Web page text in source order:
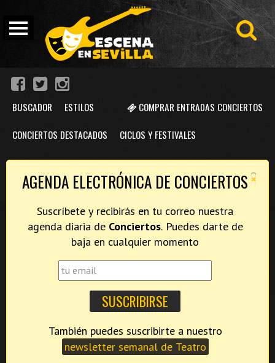
COMPRAR ENTRADAS CONCIERTOS
BUSCADOR ESTILOS
CONCIERTOS DESTACADOS CICLOS Y FESTIVALES
×
AGENDA ELECTRÓNICA DE CONCIERTOS
Suscríbete y recibirás en tu correo nuestra
agenda diaria de Conciertos. Puedes darte de
baja en cualquier momento
newsletter semanal de Teatro